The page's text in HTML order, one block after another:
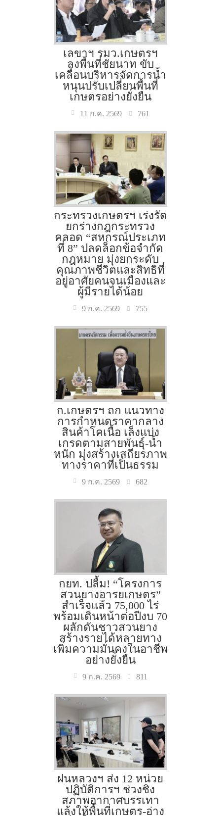
เลขาฯ รมว.เกษตรฯ
ลงพื้นที่ชัยนาท ขับ
เคลื่อนบริหารจัดการน้ำ
หนุนปรับเปลี่ยนพื้นที่
เกษตรอย่างยั่งยืน
11 ก.ค. 2569 761
กระทรวงเกษตรฯ เร่งรัด
ยกร่างกฎกระทรวง
คลอด “สหกรณ์ประเภท
ที่ 8” ปลดล็อกข้อจำกัด
กฎหมาย มุ่งยกระดับ
คุณภาพชีวิตและสิทธิที่
อยู่อาศัยคนจนเมืองและ
ผู้มีรายได้น้อย
9 ก.ค. 2569 755
ก.เกษตรฯ ถก แนวทาง
การกำหนดราคากลาง
สินค้าโคเนื้อ เล็งแบ่ง
เกรดตามสายพันธุ์-น้ำ
หนัก มุ่งสร้างเสถียรภาพ
ทางราคาที่เป็นธรรม
9 ก.ค. 2569 682
กยท. ปลื้ม! “โครงการ
สวนยางอารยเกษตร”
สำเร็จแล้ว 75,000 ไร่
พร้อมเดินหน้าต่อปีงบ 70
ผลักดันชาวสวนยาง
สร้างรายได้หลายทาง
เพิ่มความมั่นคงในอาชีพ
อย่างยั่งยืน
9 ก.ค. 2569 811
ฝนหลวงฯ ส่ง 12 หน่วย
ปฏิบัติการฯ ช่วงชิง
สภาพอากาศบรรเทา
แล้งให้พื้นที่เกษตร-อ่าง